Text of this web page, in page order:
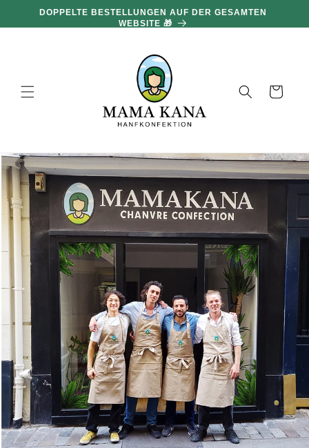
und zumDOPPELTE BESTELLUNGEN AUF DER GESAMTEN
WEBSITE 🎁
Warenkorb